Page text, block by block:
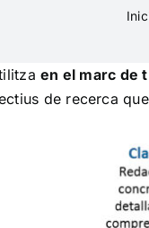
en el marc de
de recerca